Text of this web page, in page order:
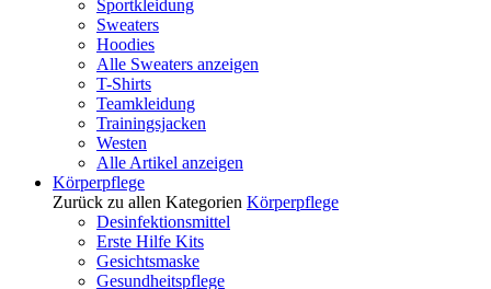
Sportkleidung
Sweaters
Hoodies
Alle Sweaters anzeigen
T-Shirts
Teamkleidung
Trainingsjacken
Westen
Alle Artikel anzeigen
Körperpflege
Zurück zu allen Kategorien Körperpflege
Desinfektionsmittel
Erste Hilfe Kits
Gesichtsmaske
Gesundheitspflege